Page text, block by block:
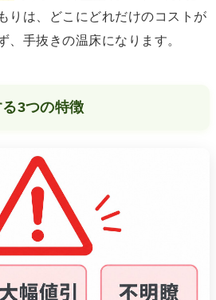
りは、どこにどれだけのコストが
、手抜きの温床になります。
3つの特徴